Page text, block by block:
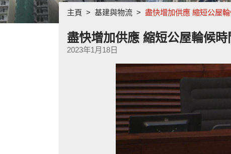
港
天
台
網
主頁 基建與物流 盡快增加供應 縮短公屋輪
盡快增加供應 縮短公屋輪候時
2023年1月18日